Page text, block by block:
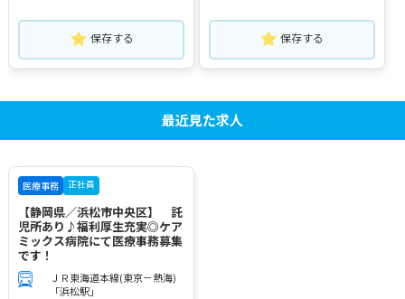
保存する 保存する
最近見た求人
医療事務 正社員
【静岡県／浜松市中央区】 託
児所あり♪福利厚生充実◎ケア
ミックス病院にて医療事務募集
です！
ＪＲ東海道本線(東京－熱海)
「浜松駅」